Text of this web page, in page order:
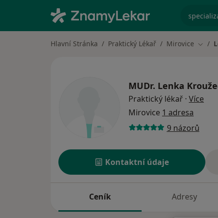
Hlavní Stránka Praktický Lékař Mirovice
MUDr. Lenka
Praktický lékař · Více
Mirovice 1 adresa
9 názorů
Kontaktní údaje
Ceník Adresy